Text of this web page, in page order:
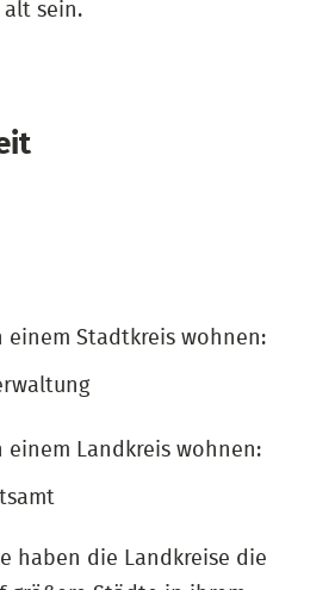
alt sein.
einem Stadtkreis wohnen:
einem Landkreis wohnen:
haben die Landkreise die